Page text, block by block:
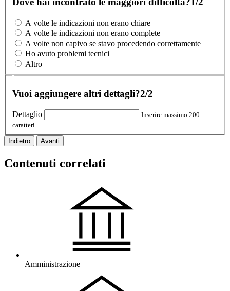
A volte le indicazioni non erano chiare
A volte le indicazioni non erano complete
A volte non capivo se stavo procedendo correttamente
Ho avuto problemi tecnici
Altro
Vuoi aggiungere altri dettagli?2/2
Dettaglio
Inserire massimo 200
caratteri
Indietro Avanti
Contenuti correlati
Amministrazione